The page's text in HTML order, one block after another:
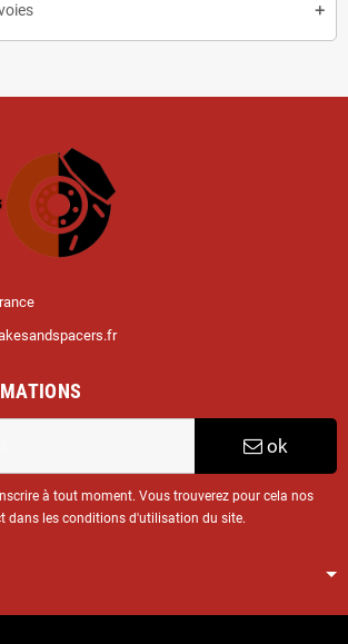
ok
à tout moment. Vous trouverez pour cela nos
dans les conditions d'utilisation du site.